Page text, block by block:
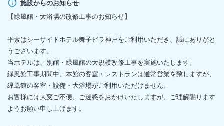
施設からのお知らせ
【緑風館・大浴場の改修工事のお知らせ】
平素はシーサイドホテル舞子ビラ神戸をご利用いただき、誠にありがと
うございます。
当ホテルは、別館・緑風館の大規模改修工事を実施いたします。
緑風館工事期間中、本館の客室・レストランは通常営業を致しますが、
緑風館の客室・設備・大浴場がご利用いただけません。
お客様には大変ご不便、ご迷惑をおかけいたしますが、ご理解賜ります
ようお願い申し上げます。